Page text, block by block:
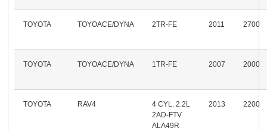
TOYOTA TOYOACE/DYNA 2TR-FE 2011 2700
TOYOTA TOYOACE/DYNA 1TR-FE 2007 2000
TOYOTA RAV4
4 CYL. 2.2L
2AD-FTV
ALA49R
2013 2200